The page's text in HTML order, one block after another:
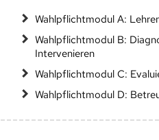
Wahlpflichtmodul A:
Wahlpflichtmodul B:
Intervenieren
Wahlpflichtmodul C:
Wahlpflichtmodul D: